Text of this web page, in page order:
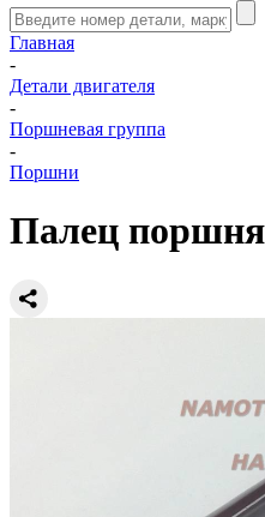
Главная
-
Детали двигателя
-
Поршневая группа
-
Поршни
Палец